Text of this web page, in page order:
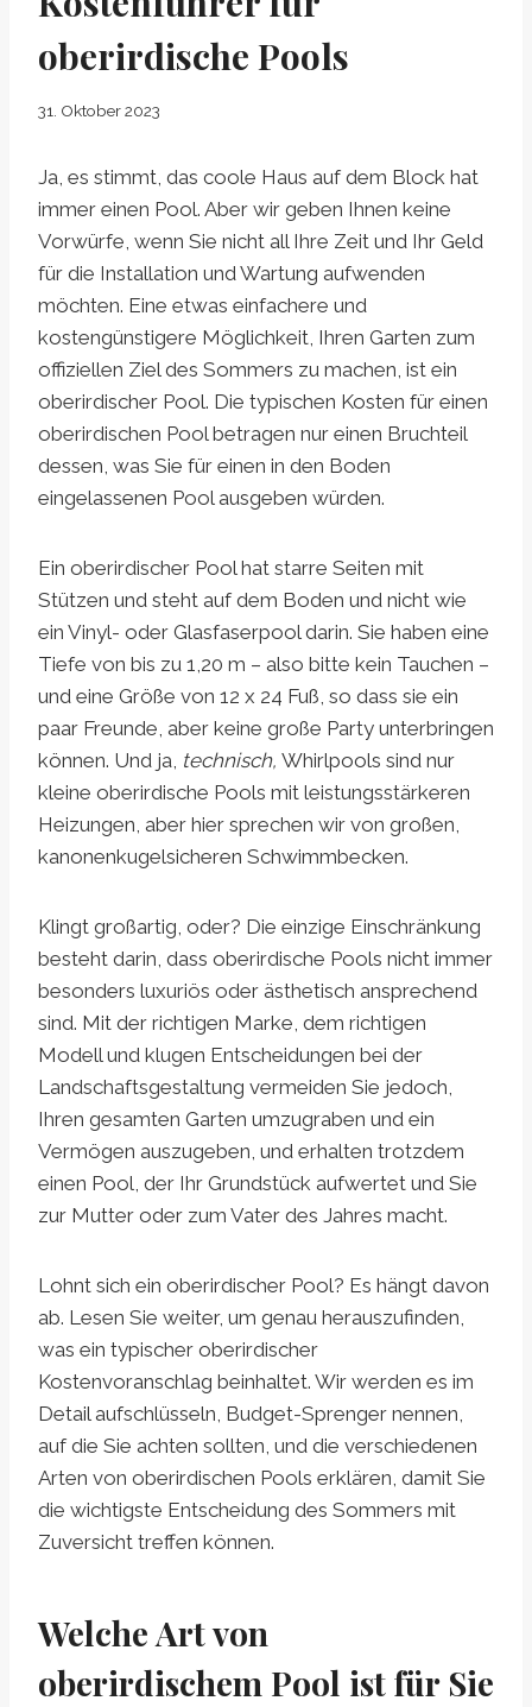
oberirdische Pools
31. Oktober 2023
Ja, es stimmt, das coole Haus auf dem Block hat
immer einen Pool. Aber wir geben Ihnen keine
Vorwürfe, wenn Sie nicht all Ihre Zeit und Ihr Geld
für die Installation und Wartung aufwenden
möchten. Eine etwas einfachere und
kostengünstigere Möglichkeit, Ihren Garten zum
offiziellen Ziel des Sommers zu machen, ist ein
oberirdischer Pool. Die typischen Kosten für einen
oberirdischen Pool betragen nur einen Bruchteil
dessen, was Sie für einen in den Boden
eingelassenen Pool ausgeben würden.
Ein oberirdischer Pool hat starre Seiten mit
Stützen und steht auf dem Boden und nicht wie
ein Vinyl- oder Glasfaserpool darin. Sie haben eine
Tiefe von bis zu 1,20 m – also bitte kein Tauchen –
und eine Größe von 12 x 24 Fuß, so dass sie ein
paar Freunde, aber keine große Party unterbringen
können. Und ja, technisch, Whirlpools sind nur
kleine oberirdische Pools mit leistungsstärkeren
Heizungen, aber hier sprechen wir von großen,
kanonenkugelsicheren Schwimmbecken.
Klingt großartig, oder? Die einzige Einschränkung
besteht darin, dass oberirdische Pools nicht immer
besonders luxuriös oder ästhetisch ansprechend
sind. Mit der richtigen Marke, dem richtigen
Modell und klugen Entscheidungen bei der
Landschaftsgestaltung vermeiden Sie jedoch,
Ihren gesamten Garten umzugraben und ein
Vermögen auszugeben, und erhalten trotzdem
einen Pool, der Ihr Grundstück aufwertet und Sie
zur Mutter oder zum Vater des Jahres macht.
Lohnt sich ein oberirdischer Pool? Es hängt davon
ab. Lesen Sie weiter, um genau herauszufinden,
was ein typischer oberirdischer
Kostenvoranschlag beinhaltet. Wir werden es im
Detail aufschlüsseln, Budget-Sprenger nennen,
auf die Sie achten sollten, und die verschiedenen
Arten von oberirdischen Pools erklären, damit Sie
die wichtigste Entscheidung des Sommers mit
Zuversicht treffen können.
Welche Art von
oberirdischem Pool ist für Sie